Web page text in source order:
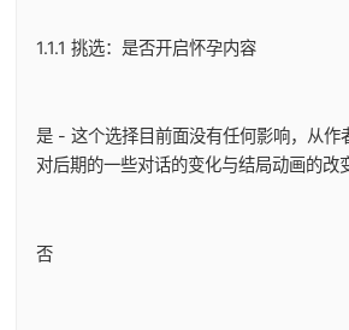
1.1.1 挑选：是否开启怀孕内容
是 - 这个选择目前面没有任何影响，从
对后期的一些对话的变化与结局动画的改
否